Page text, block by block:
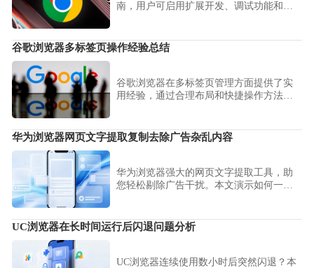
南，用户可启用扩展开发、调试功能和实
谷歌浏览器多标签页操作经验总结
谷歌浏览器在多标签页管理方面提供了实
用经验，通过合理布局和快捷操作方法，
华为浏览器网页文字提取复制去除广告杂乱内容
华为浏览器强大的网页文字提取工具，助
您轻松剔除广告干扰。本文演示如何一键
办公利器。
UC浏览器在长时间运行后闪退问题分析
UC浏览器连续使用数小时后突然闪退？本